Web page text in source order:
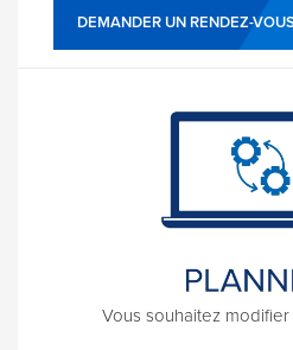
DEMANDER UN RENDEZ-
Vous souhaitez